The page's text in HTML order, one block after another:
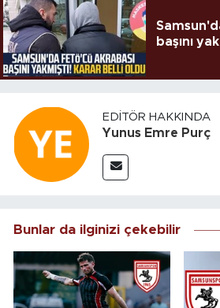
başını
EDITÖR HAKKINDA
Yunus Emre Purç
Bunlar da ilginizi çekebilir